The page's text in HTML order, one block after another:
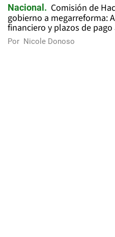
Nacional
Comisión de
gobierno a megarreforma:
financiero y plazos de pago
Por Nicole Donoso